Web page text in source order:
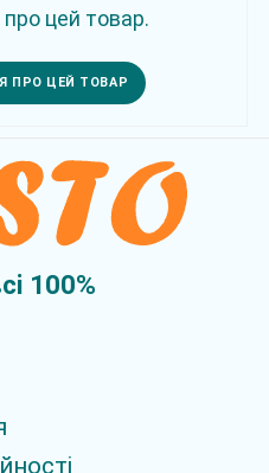
цей товар.
ПРО ЦЕЙ ТОВАР
100%